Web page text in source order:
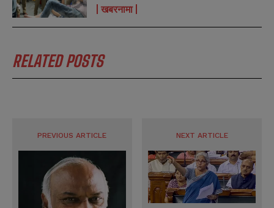
खबरनामा
RELATED POSTS
PREVIOUS ARTICLE NEXT ARTICLE